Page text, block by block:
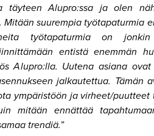
Alupro:ssa ja olen
suurempia työtapaturmia
työtapaturmia on
entistä enemmän
Alupro:lla. Uutena asiana
jalkautettua. Tämän
ympäristöön ja virheet/
mitään ennättää
trendiä.”